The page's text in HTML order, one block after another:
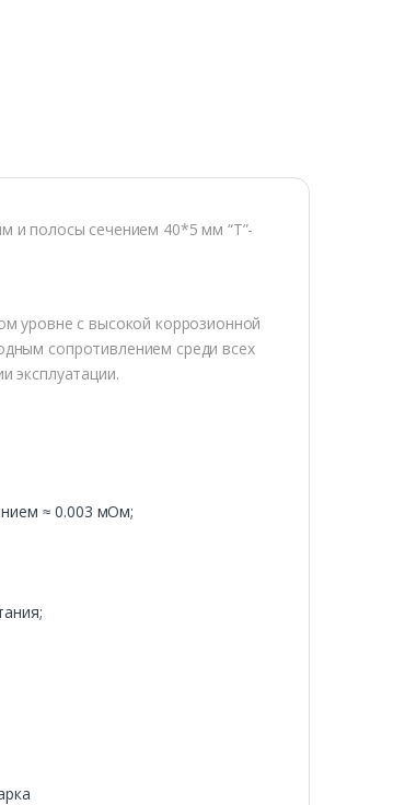
и полосы сечением 40*5 мм “Т”-
уровне c высокой коррозионной
сопротивлением среди всех
эксплуатации.
≈ 0.003 мОм;